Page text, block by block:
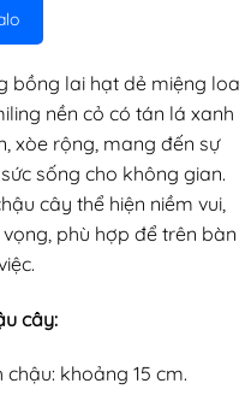
bồng lai hạt dẻ miệng loa
nền cỏ có tán lá xanh
xòe rộng, mang đến sự
sống cho không gian.
cây thể hiện niềm vui,
phù hợp để trên bàn
cây:
khoảng 15 cm.